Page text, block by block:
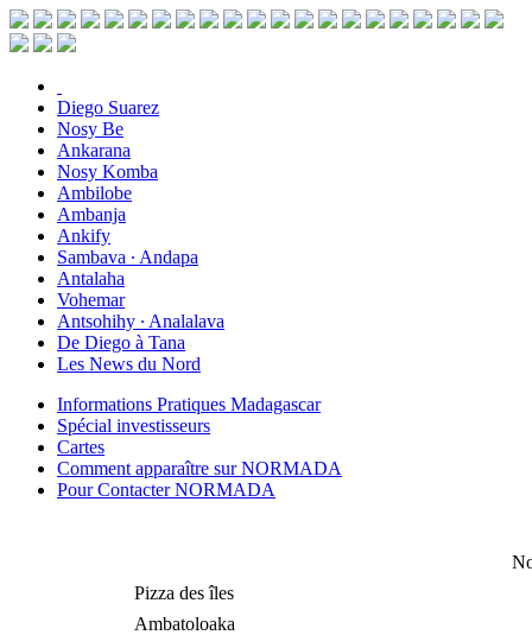
Diego Suarez
Nosy Be
Ankarana
Nosy Komba
Ambilobe
Ambanja
Ankify
Sambava ∙ Andapa
Antalaha
Vohemar
Antsohihy ∙ Analalava
De Diego à Tana
Les News du Nord
Informations Pratiques Madagascar
Spécial investisseurs
Cartes
Comment apparaître sur NORMADA
Pour Contacter NORMADA
Pizza des îles
Ambatoloaka